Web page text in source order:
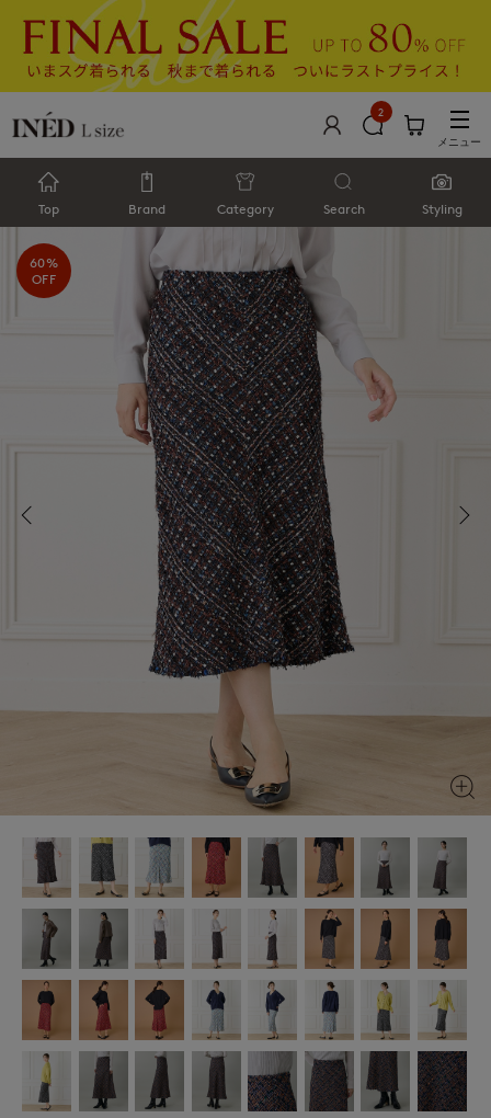
2
メニュー
Top Brand Category Search Styling
60%
OFF